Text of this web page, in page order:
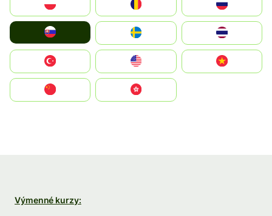
United States
中國香港特別行政區
Výmenné kurzy: